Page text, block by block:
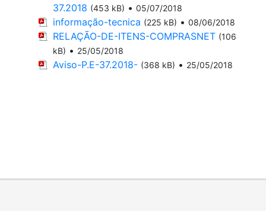
37.2018 (453 kB) • 05/07/2018
informação-tecnica (225 kB) • 08/06/2018
RELAÇÃO-DE-ITENS-COMPRASNET (106
kB) • 25/05/2018
Aviso-P.E-37.2018- (368 kB) • 25/05/2018